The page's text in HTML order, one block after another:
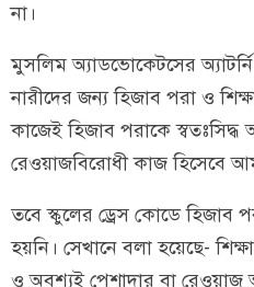
না।
মুসলিম অ্যাডভোকেটসের
নারীদের জন্য হিজাব পরা ও
কাজেই হিজাব পরাকে স্বতঃসিদ্ধ
রেওয়াজবিরোধী কাজ হিসেবে
তবে স্কুলের ড্রেস কোডে হিজাব
হয়নি। সেখানে বলা হয়েছে-
ও অবশ্যই পেশাদার বা রেওয়াজ